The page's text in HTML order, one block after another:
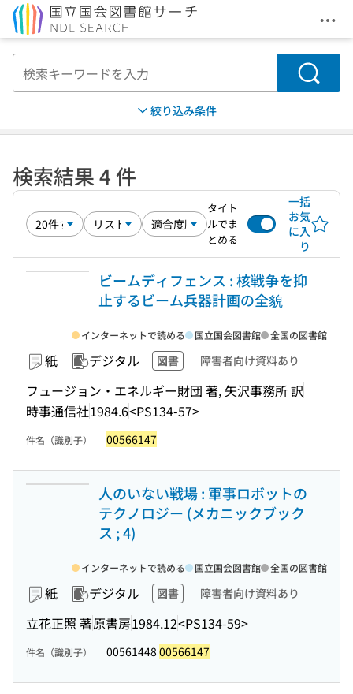
メ
検索
絞り込み条件
検索結果 4 件
タイト
ルでま
とめる
一括
お気
に入
り
ビームディフェンス : 核戦争を抑
止するビーム兵器計画の全貌
紙 デジタル 図書 障害者向け資料あり
フュージョン・エネルギー財団 著, 矢沢事務所 訳
時事通信社1984.6<PS134-57>
インターネットで読める 国立国会図書館 全国の図書館
件名（識別子） 00566147
人のいない戦場 : 軍事ロボットの
テクノロジー (メカニックブック
ス ; 4)
紙 デジタル 図書 障害者向け資料あり
立花正照 著原書房1984.12<PS134-59>
インターネットで読める 国立国会図書館 全国の図書館
件名（識別子） 00561448 00566147